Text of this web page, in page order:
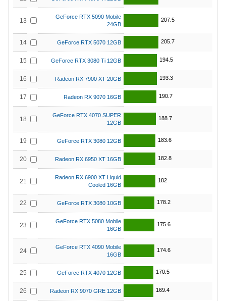
13
GeForce RTX 5090 Mobile
24GB
207.5
14 GeForce RTX 5070 12GB 205.7
15 GeForce RTX 3080 Ti 12GB 194.5
16 Radeon RX 7900 XT 20GB 193.3
17 Radeon RX 9070 16GB 190.7
18
GeForce RTX 4070 SUPER
12GB
188.7
19 GeForce RTX 3080 12GB 183.6
20 Radeon RX 6950 XT 16GB 182.8
21
Radeon RX 6900 XT Liquid
Cooled 16GB
182
22 GeForce RTX 3080 10GB 178.2
23
GeForce RTX 5080 Mobile
16GB
175.6
24
GeForce RTX 4090 Mobile
16GB
174.6
25 GeForce RTX 4070 12GB 170.5
26 Radeon RX 9070 GRE 12GB 169.4